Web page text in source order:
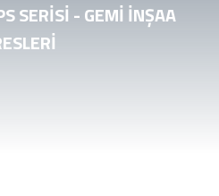
SERISI - GEMI İNŞAA